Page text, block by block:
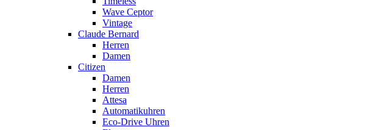
Wave Ceptor
Vintage
Claude Bernard
Herren
Damen
Citizen
Damen
Herren
Attesa
Automatikuhren
Eco-Drive Uhren